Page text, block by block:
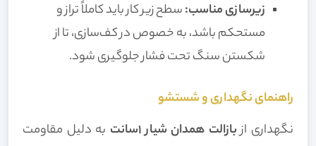
زیرسازی مناسب:سطح زیر کار باید کاملاً تراز و
مستحکم باشد، به خصوص در کف‌سازی، تا از
شکستن سنگ تحت فشار جلوگیری شود.
راهنمای نگهداری و شستشو
نگهداری ازبازالت همدان شیار 1سانت
به دلیل مقاومت